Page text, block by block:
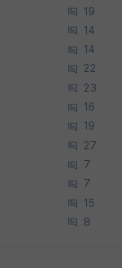
19
14
14
22
23
16
19
27
7
7
15
8